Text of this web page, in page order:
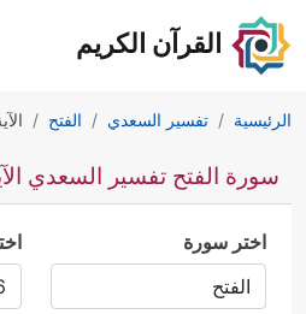
القرآن الكريم
الرئيسية تفسير السعدي الفتح
سورة الفتح تفسير السعدي
اختر سورة